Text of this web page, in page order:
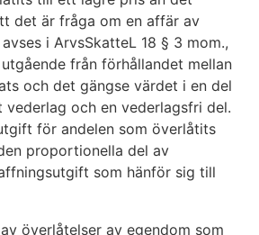
det är fråga om en affär av
i ArvsSkatteL 18 § 3 mom.,
från förhållandet mellan
och det gängse värdet i en del
och en vederlagsfri del.
för andelen som överlåtits
proportionella del av
som hänför sig till
överlåtelser av egendom som